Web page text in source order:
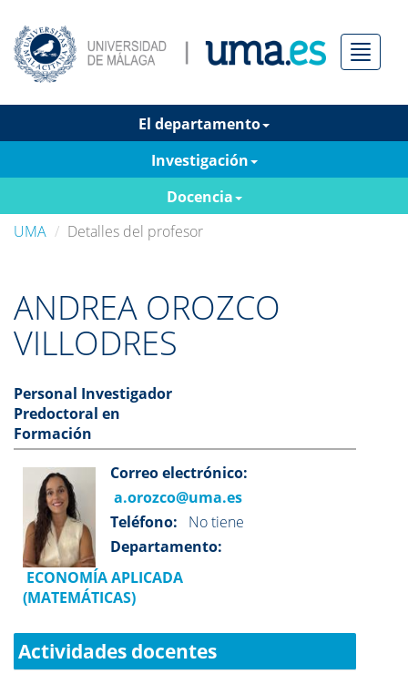
Menú
El departamento
Investigación
Docencia
UMA
Detalles del profesor
ANDREA OROZCO
VILLODRES
Personal Investigador
Predoctoral en
Formación
Correo electrónico:
a.orozco@uma.es
Teléfono: No tiene
Departamento:
ECONOMÍA APLICADA
(MATEMÁTICAS)
Actividades docentes